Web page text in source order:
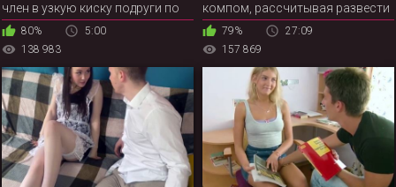
член в узкую киску подруги по
учебе
80%
5:00
138 983
компом, рассчитывая развести
русскую красотку на секс
79%
27:09
157 869